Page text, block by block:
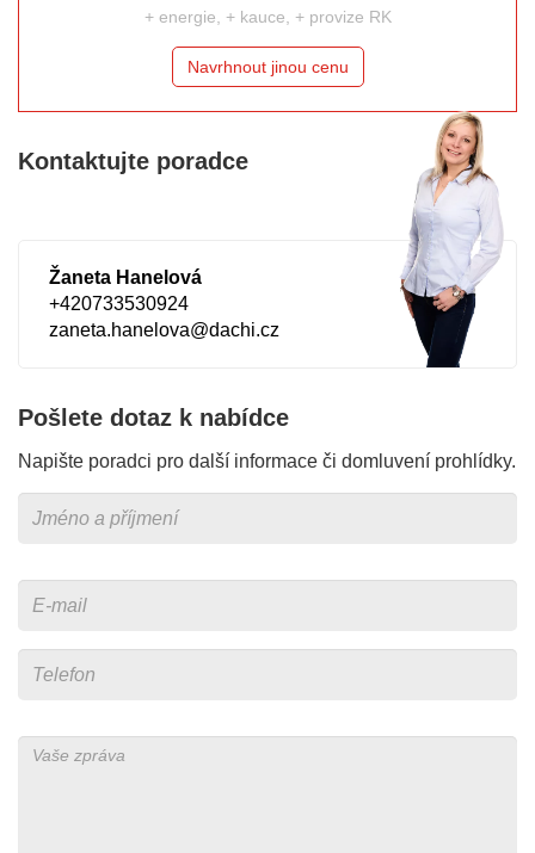
+ energie, + kauce, + provize RK
Navrhnout jinou cenu
Kontaktujte poradce
Žaneta Hanelová
+420733530924
zaneta.hanelova@dachi.cz
Pošlete dotaz k nabídce
Napište poradci pro další informace či domluvení prohlídky.